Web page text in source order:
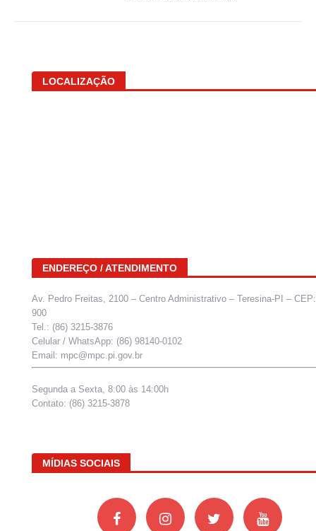
LOCALIZAÇÃO
ENDEREÇO / ATENDIMENTO
Av. Pedro Freitas, 2100 – Centro Administrativo – Teresina-PI –
900
Tel.: (86) 3215-3876
Celular / WhatsApp: (86) 98140-0102
Email: mpc@mpc.pi.gov.br
Segunda a Sexta, 8:00 às 14:00h
Contato: (86) 3215-3878
MÍDIAS SOCIAIS